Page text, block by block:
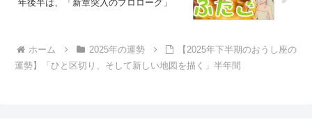
年後半は、「新章突入のプロローグ」
ホーム 2025年の運勢
【2025年下半期のおうし座の
運勢】「ひと区切り、そして新しい地図を描く」半年間